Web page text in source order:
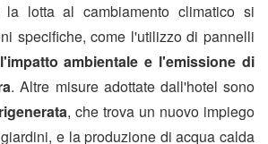
lotta al cambiamento climatico si
specifiche, come l'utilizzo di pannelli
ambientale e l'emissione di
. Altre misure adottate dall'hotel sono
, che trova un nuovo impiego
e la produzione di acqua calda